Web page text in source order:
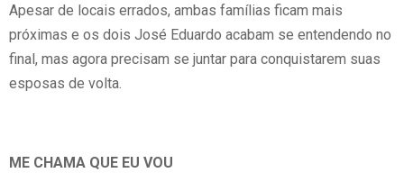
Apesar de locais errados, ambas famílias ficam mais
próximas e os dois José Eduardo acabam se entendendo no
final, mas agora precisam se juntar para conquistarem suas
esposas de volta.
ME CHAMA QUE EU VOU